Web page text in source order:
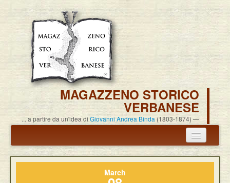
MAGAZZENO STORICO
VERBANESE
... a partire da un'idea di Giovanni Andrea Binda (1803-1874)
Annuncio termine attività
Carlo Alessandro PisoniMarch